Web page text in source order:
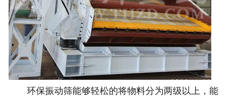
环保振动筛能够轻松的将物料分为两级以上，能